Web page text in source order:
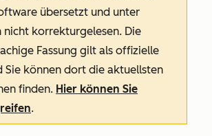
übersetzt und unter
nicht korrekturgelesen. Die
Fassung gilt als offizielle
Sie können dort die aktuellsten
finden. Hier können Sie
.